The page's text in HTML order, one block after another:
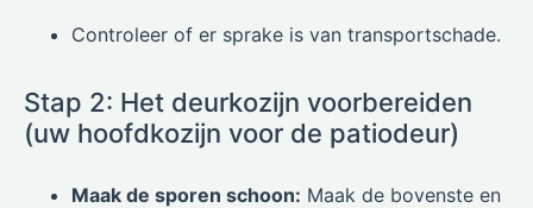
Controleer of er sprake is van transportschade.
Stap 2: Het deurkozijn voorbereiden
(uw hoofdkozijn voor de patiodeur)
Maak de sporen schoon: Maak de bovenste en